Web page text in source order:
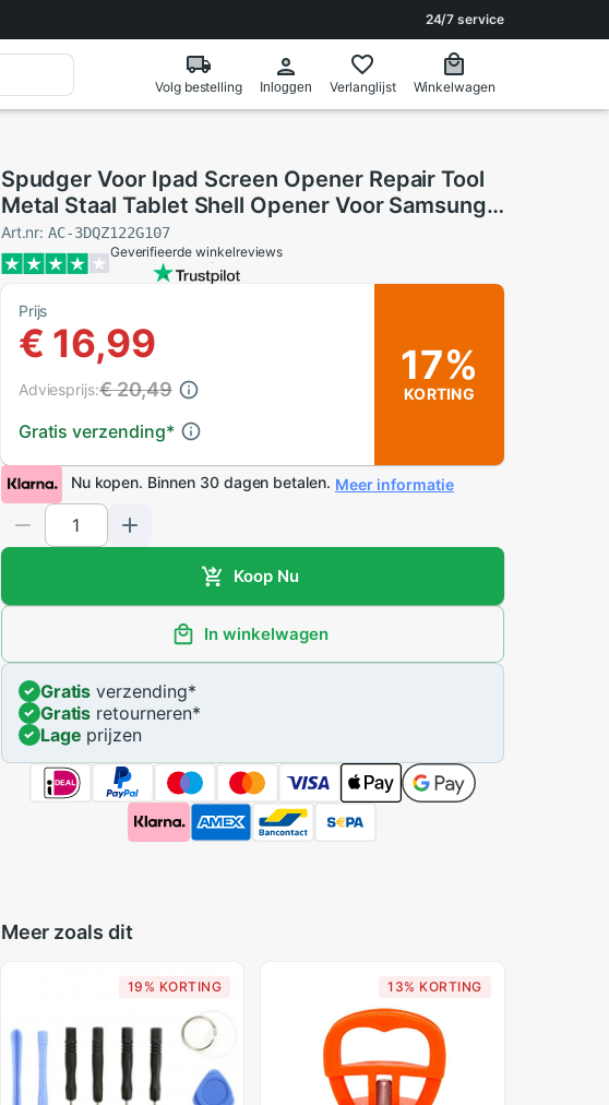
24/7 service
Volg bestelling Inloggen Verlanglijst Winkelwagen
Spudger Voor Ipad Screen Opener Repair Tool
Metal Staal Tablet Shell Opener Voor Samsung
Tabletten Reparateur Gereedschap
Art.nr:AC-3DQZ122G107
Geverifieerde winkelreviews
Prijs
€ 16,99
Gratis verzending*
Adviesprijs:€ 20,49
17%
KORTING
Nu kopen. Binnen 30 dagen betalen. Meer informatie
Koop Nu
In winkelwagen
Gratis verzending*
Gratis retourneren*
Lage prijzen
Meer zoals dit
19% KORTING 13% KORTING